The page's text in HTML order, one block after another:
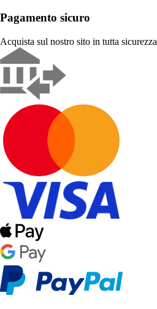
Pagamento sicuro
Acquista sul nostro sito in tutta sicurezza